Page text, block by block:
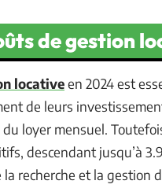
de gestion
locativeen 2024 est
de leurs
loyer mensuel.
descendant jusqu’à
recherche et la gestion